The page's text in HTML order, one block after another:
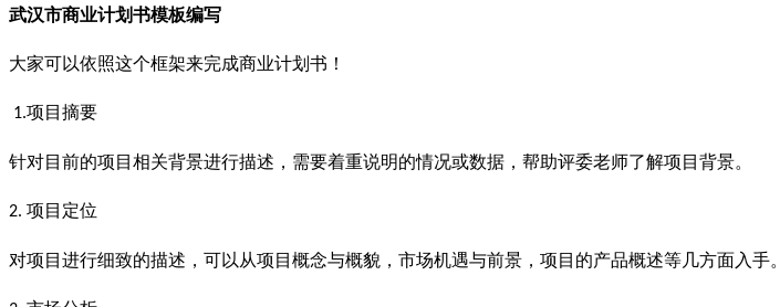
武汉市商业计划书模板编写
大家可以依照这个框架来完成商业计划书！
1.项目摘要
针对目前的项目相关背景进行描述，需要着重说明的情况或数据，帮助评委老师了解项目背景。
2. 项目定位
对项目进行细致的描述，可以从项目概念与概貌，市场机遇与前景，项目的产品概述等几方面入手。